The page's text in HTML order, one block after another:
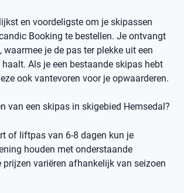
en voordeligste om je skipassen
Booking te bestellen. Je ontvangt
, waarmee je de pas ter plekke uit een
Als je een bestaande skipas hebt
ook vantevoren voor je opwaarderen.
van een skipas in skigebied Hemsedal ?
of liftpas van 6-8 dagen kun je
houden met onderstaande
prijzen variëren afhankelijk van seizoen